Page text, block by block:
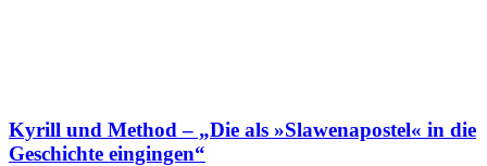
Kyrill und Method – „Die als »Slawenapostel« in die
Geschichte eingingen“